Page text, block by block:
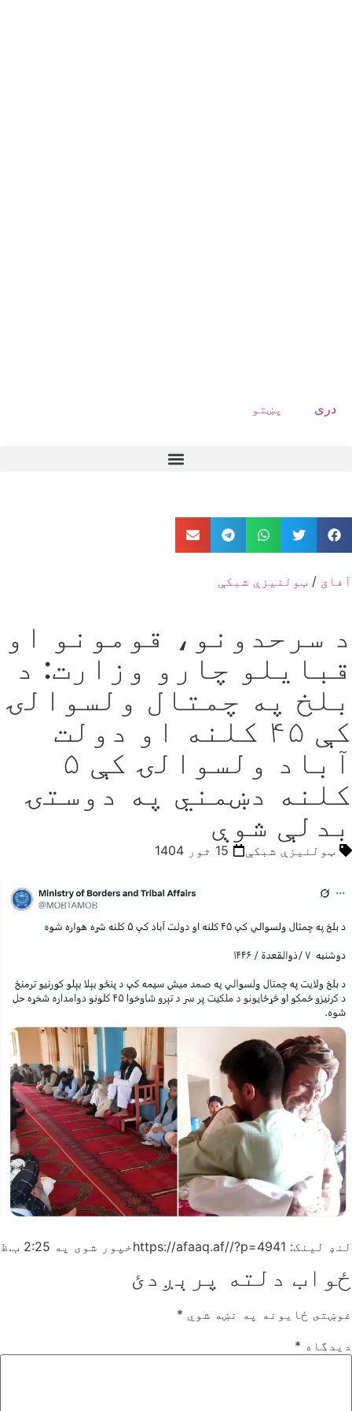
دری پښتو
آفاق / ټولنیزې شبکې
د سرحدونو، قومونو او
قبایلو چارو وزارت: د
بلخ په چمتال ولسوالۍ
کې ۴۵ کلنه او دولت
آباد ولسوالۍ کې ۵
کلنه دښمني په دوستۍ
بدلې شوې
ټولنیزې شبکې 15 ثور 1404
لنډ لینک: https://afaaq.af//?p=4941 خپور شوی په 2:25 ب.ظ
ځواب دلته پرېږدئ
غوښتى ځایونه په نښه شوي *
دیدگاه *